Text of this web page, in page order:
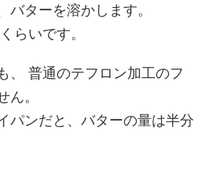
バターを溶かします。
らいです。
、 普通のテフロン加工のフ
ん。
パンだと、バターの量は半分